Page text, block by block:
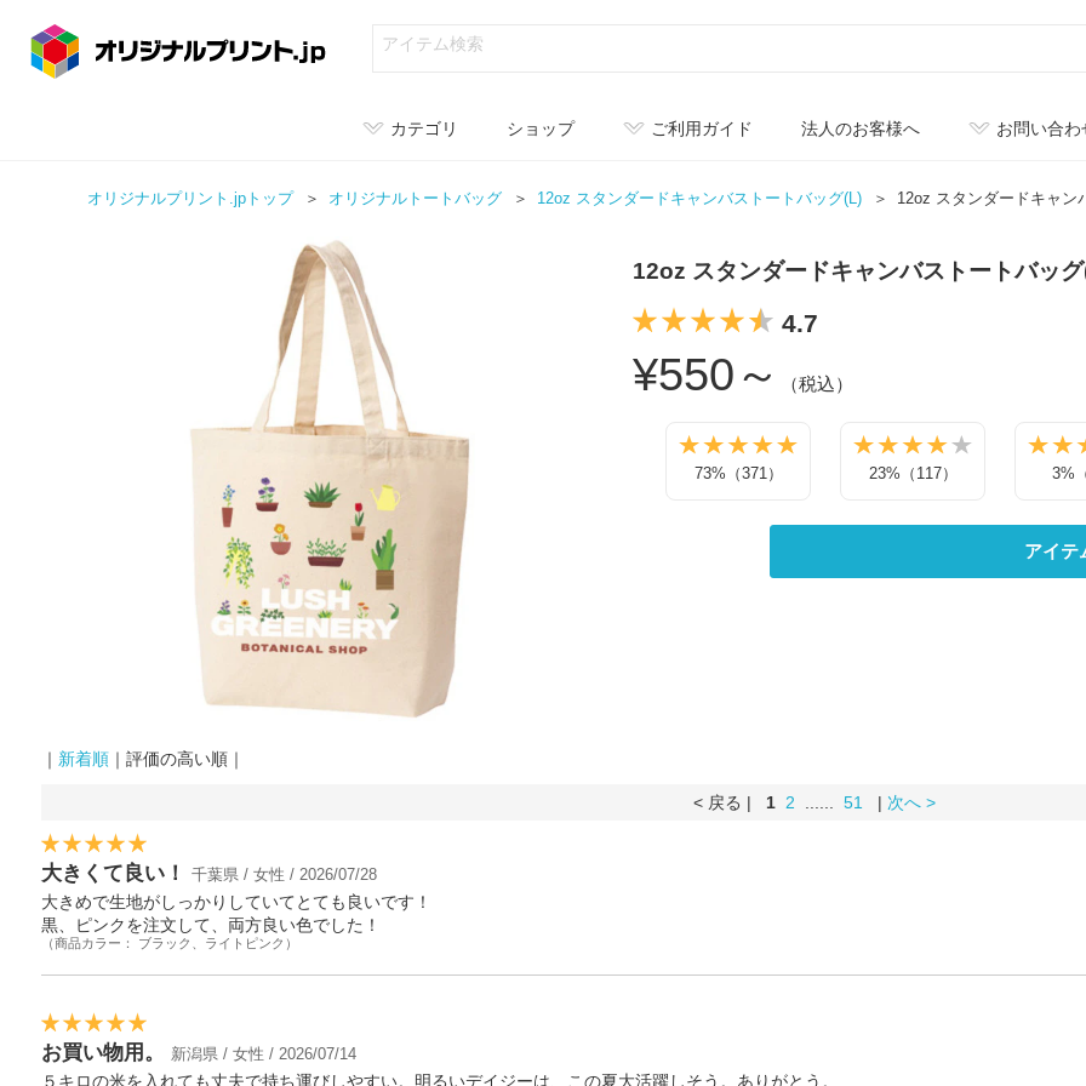
カテゴリ ショップ ご利用ガイド 法人のお客様へ お問い合わ
オリジナルプリント.jpトップ オリジナル トートバッグ 12oz スタンダードキャンバストートバッグ(L) 12oz スタンダードキャン
12oz スタンダードキャンバストートバッ
4.7
¥550～ （税込）
73%（371） 23%（117） 3%
アイテ
｜ 新着順｜評価の高い順｜
< 戻る | 1 2 51 | 次へ >
大きくて良い！ 千葉県 / 女性 / 2026/07/28
大きめで生地がしっかりしていてとても良いです！
黒、ピンクを注文して、両方良い色でした！
（商品カラー： ブラック、ライトピンク）
お買い物用。 新潟県 / 女性 / 2026/07/14
５キロの米を入れても丈夫で持ち運びしやすい。明るいデイジーは、この夏大活躍しそう。ありがとう。